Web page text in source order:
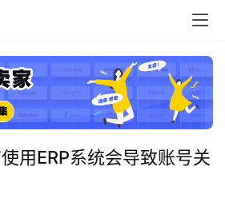
用ERP系统会导致账号关